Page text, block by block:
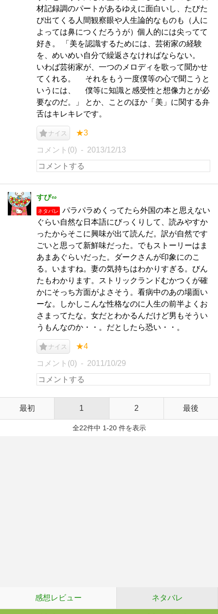
材記録調のパートがあるゆえに面白いし、たびた
び出てくる人間観察眼や人生論的なものも（人に
よっては鼻につくだろうが）個人的には尖ってて
好き。 「美を認識するためには、芸術家の経験
を、めいめい自分で繰返さなければならない。
いわば芸術家が、一つのメロディを歌って聞かせ
てくれる。 それをもう一度僕等の心で聞こうと
いうには、 僕等に知識と感受性と想像力とが必
要なのだ。」 とか、ことのほか「美」に関する弁
舌はキレキレです。
ナイス ★3
コメント(0) 2013/12/13
すぴ∽
ネタバレ
パラパラめくってたら外国の本と思えない
ぐらい自然な日本語にびっくりして、読みやすか
ったからそこに興味が出て読んだ。訳が自然です
ごいと思って新鮮味だった。でもストーリーはま
あまあぐらいだった。ダークさんが印象にのこ
る。いますね。妻の気持ちはわかりすぎる。びん
たもわかります。ストリックランドむかつくが確
かにそっち方面がよさそう。看病中のあの場面い
ーな。しかしこんな性格なのに人生の前半よくお
さまってたな。女だとわかるんだけど男もそうい
うもんなのか・・。だとしたら恐い・・。
ナイス ★4
コメント(0) 2011/10/29
最初 1 2 最後
全22件中 1-20 件を表示
感想レビュー ネタバレ